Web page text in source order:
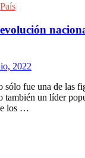
País
2022
sólo fue una de las
también un líder
los …